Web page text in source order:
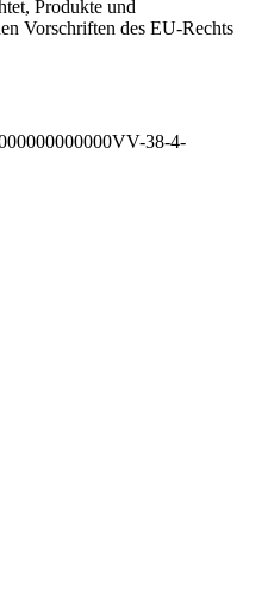
Produkte und
Vorschriften des EU-Rechts
38-4-